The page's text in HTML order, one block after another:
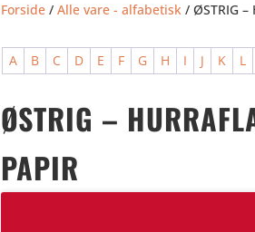
Forside /Alle vare - alfabetisk / ØSTRIG –
A B C D E F G H I J K L
ØSTRIG –
PAPIR